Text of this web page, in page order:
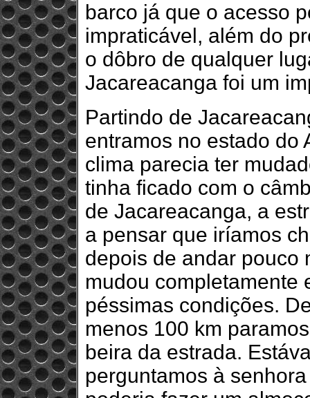
barco já que o acesso
impraticável, além do
o dôbro de qualquer
Jacareacanga foi um
Partindo de
entramos no estado do
clima parecia ter
tinha ficado com o
de Jacareacanga, a
a pensar que iríamos
depois de andar pouco
mudou completamente
péssimas condições.
menos 100 km
beira da estrada.
perguntamos à